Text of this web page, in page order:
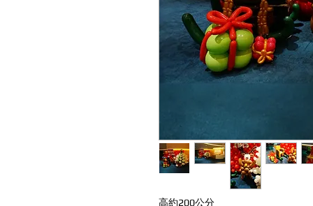
高約200公分